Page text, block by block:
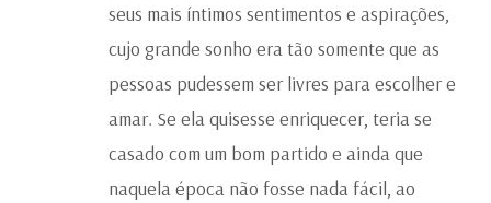
seus mais íntimos sentimentos e aspirações,
cujo grande sonho era tão somente que as
pessoas pudessem ser livres para escolher e
amar. Se ela quisesse enriquecer, teria se
casado com um bom partido e ainda que
naquela época não fosse nada fácil, ao